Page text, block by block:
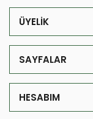
ÜYELİK
SAYFALAR
HESABIM